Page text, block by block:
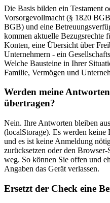
Die Basis bilden ein Testament
Vorsorgevollmacht (§ 1820
BGB) und eine
kommen aktuelle Bezugsrechte
Konten, eine Übersicht über
Unternehmern - ein
Welche Bausteine in Ihrer
Familie, Vermögen und
Werden meine
übertragen?
Nein. Ihre Antworten bleiben
(localStorage). Es werden keine
und es ist keine Anmeldung
zurücksetzen oder den
weg. So können Sie offen und
Angaben das Gerät verlassen.
Ersetzt der Check eine